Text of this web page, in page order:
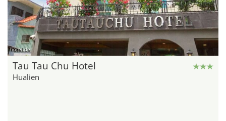
hotel.de
Tau Tau Chu Hotel
Hualien